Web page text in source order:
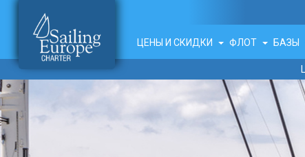
ЦЕНЫ И СКИДКИ ФЛОТ БАЗЫ